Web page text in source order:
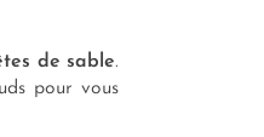
de sable.
pour vous